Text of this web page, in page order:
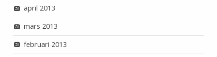
april 2013
mars 2013
februari 2013